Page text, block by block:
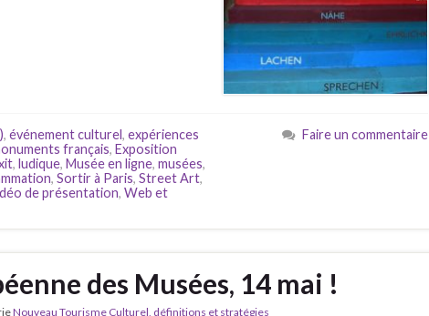
, événement culturel, expériences
français, Exposition
, ludique, Musée en ligne, musées,
, Sortir à Paris, Street Art,
de présentation, Web et
Faire un commentaire
des Musées, 14 mai !
Nouveau Tourisme Culturel, définitions et stratégies